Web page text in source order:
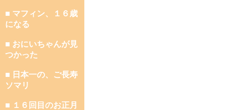
■ マフィン、１６歳
になる
■ おにいちゃんが見
つかった
■ 日本一の、ご長寿
ソマリ
■ １６回目のお正月